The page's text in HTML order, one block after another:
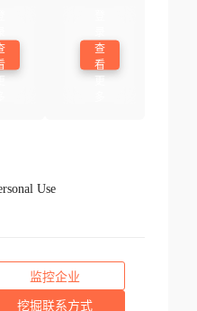
查
看
Use
监控企业
挖掘联系方式